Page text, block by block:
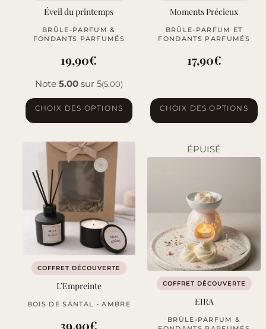
page
du
Éveil du printemps
BRÛLE-PARFUM &
FONDANTS PARFUMÉS
19,90€
Note 5.00sur 5(5.00)
CHOIX DES OPTIONS
Ce
plusieurs
variations.
Les
options
peuvent
être
choisies
sur
la
page
du
produit
Moments Précieux
BRÛLE-PARFUM ET
FONDANTS PARFUMÉS
17,90€
CHOIX DES OPTIONS
Ce
plusieurs
options
peuvent
être
choisies
sur
la
page
du
produit
COFFRET DÉCOUVERTE
L’Empreinte
BOIS DE SANTAL • AMBRE
39,90€
ÉPUISÉ
COFFRET DÉCOUVERTE
EIRA
BRÛLE-PARFUM &